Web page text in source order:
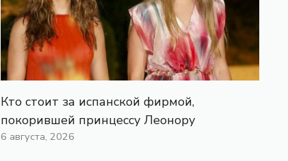
Кто стоит за испанской фирмой,
покорившей принцессу Леонору
6 августа, 2026